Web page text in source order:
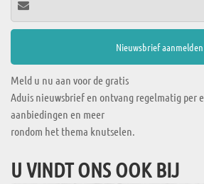
Meld u nu aan voor de gratis
Aduis nieuwsbrief en ontvang regelmatig per
aanbiedingen en meer
rondom het thema knutselen.
U VINDT ONS OOK BIJ